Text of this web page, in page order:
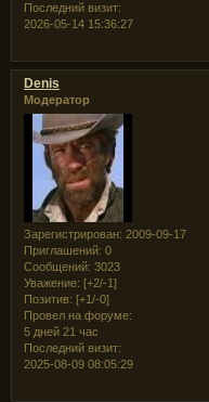
Последний визит:
2026-05-14 15:36:27
Denis
Модератор
Зарегистрирован: 2009-09-17
Приглашений: 0
Сообщений: 3023
Уважение: [+2/-1]
Позитив: [+1/-0]
Провел на форуме:
5 дней 21 час
Последний визит:
2025-08-09 08:05:29